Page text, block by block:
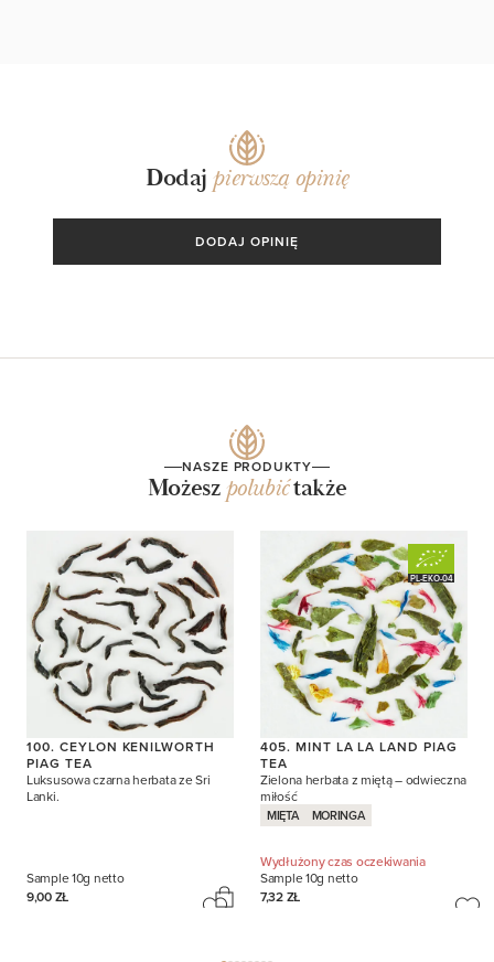
Dodaj pierwszą opinię
DODAJ OPINIĘ
NASZE PRODUKTY
Możeszpolubićtakże
100. CEYLON KENILWORTH
PIAG TEA
Luksusowa czarna herbata ze Sri
Lanki.
Sample10g netto
9,00 ZŁ
PL-EKO-04
405. MINT LA LA LAND PIAG
TEA
Zielona herbata z miętą – odwieczna
miłość
MIĘTA MORINGA
Wydłużony czas oczekiwania
Sample10g netto
7,32 ZŁ